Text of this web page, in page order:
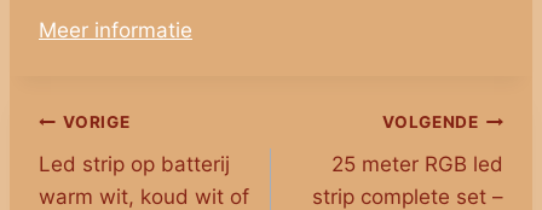
Meer informatie
Bericht
navigatie
VORIGE
Led strip op batterij
warm wit, koud wit of
VOLGENDE
25 meter RGB led
strip complete set –